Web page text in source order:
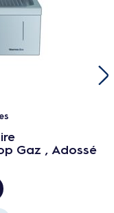
Gaz , Adossé